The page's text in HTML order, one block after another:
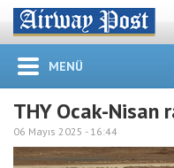
MENÜ
THY Ocak-Nisan
06 Mayıs 2025 - 16:44